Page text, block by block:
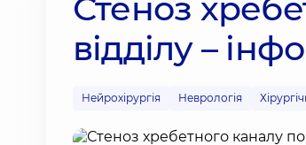
Стеноз
відділу –
Нейрохірургія Неврологія